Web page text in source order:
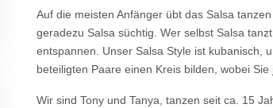
Auf die meisten Anfänger übt das Salsa
geradezu Salsa süchtig. Wer selbst Salsa
entspannen.
Unser Salsa Style ist kubanisch,
beteiligten Paare einen Kreis bilden, wobei
Wir sind Tony und Tanya, tanzen seit ca. 15